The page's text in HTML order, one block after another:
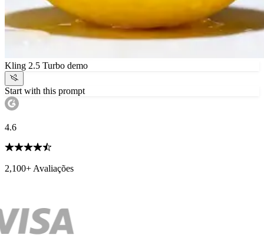
Kling 2.5 Turbo demo
Start with this prompt
4.6
2,100+ Avaliações